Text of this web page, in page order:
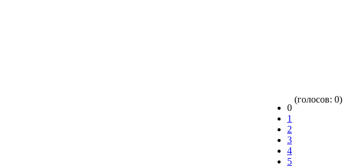
0
1
2
3
4
5
(голосов: 0)